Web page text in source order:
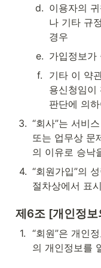
d. 이용자의
나 기타 규
경우
e. 가입정보가
f.
기타 이 약
용신청임이
판단에 의
3. “회사”는 서비
또는 업무상 문
의 이유로 승낙
4. “회원가입”의
절차상에서 표
제6조 [개인정보
1. “회원”은 개인
의 개인정보를